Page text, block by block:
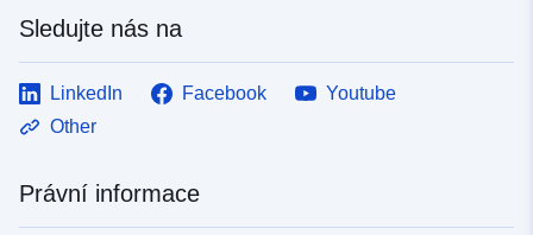
Sledujte nás na
LinkedIn Facebook
Youtube
Other
Právní informace